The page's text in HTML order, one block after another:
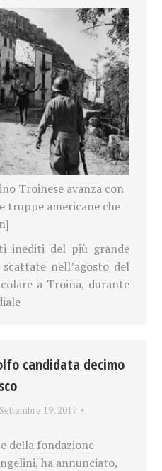
Troinese avanza con
truppe americane che
inediti del più grande
nell’agosto del
a Troina, durante
candidata decimo
Settembre 19, 2017
della fondazione
ha annunciato,